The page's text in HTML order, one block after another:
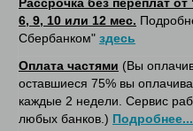
6, 9, 10 или 12 мес.
Сбербанком" здесь
Оплата частями (Вы
оставшиеся 75% вы
каждые 2 недели. Сервис
любых банков.) Подробнее...